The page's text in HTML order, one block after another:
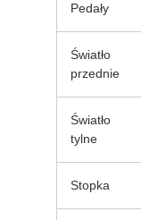
Pedały
Światło
przednie
Światło
tylne
Stopka